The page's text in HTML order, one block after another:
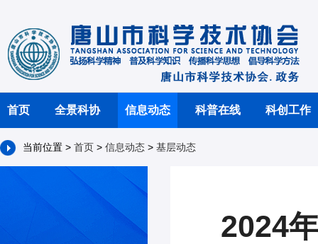
首页 全景科协 信息动态 科普在线 科创工作
当前位置 > 首页 > 信息动态 > 基层动态
2024